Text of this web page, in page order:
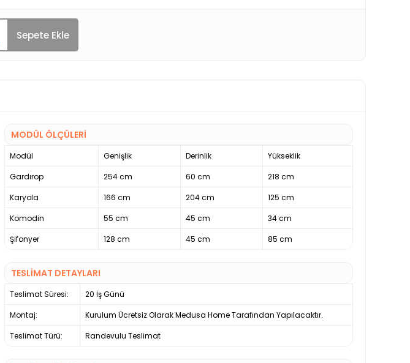
Sepete Ekle
MODÜL ÖLÇÜLERİ
Modül Genişlik Derinlik
Yükseklik
Gardırop
254 cm 60 cm
218 cm
Karyola
166 cm 204 cm
125 cm
Komodin
55 cm 45 cm
34 cm
Şifonyer
128 cm 45 cm 85 cm
TESLİMAT DETAYLARI
Teslimat Süresi:
20 İş Günü
Montaj:
Kurulum Ücretsiz Olarak Medusa Home Tarafından Yapılacaktır.
Teslimat Türü:
Randevulu Teslimat